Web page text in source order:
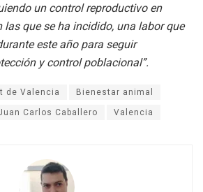
un control reproductivo en
las que se ha incidido, una labor que
este año para seguir
y control poblacional”.
de Valencia Bienestar animal
Carlos Caballero Valencia